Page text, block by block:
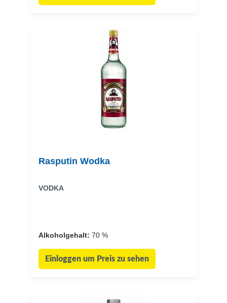
Rasputin Wodka
VODKA
Alkoholgehalt: 70 %
Einloggen um Preis zu sehen